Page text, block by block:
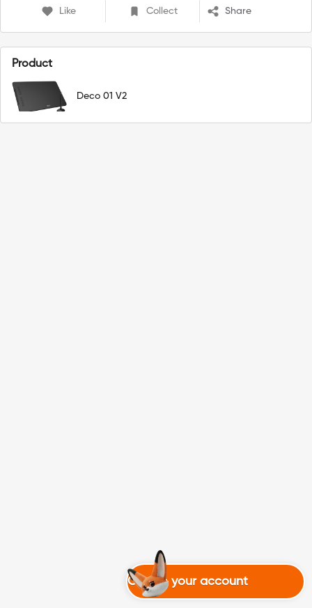
Create your account
Like Collect Share
Product
Deco 01 V2